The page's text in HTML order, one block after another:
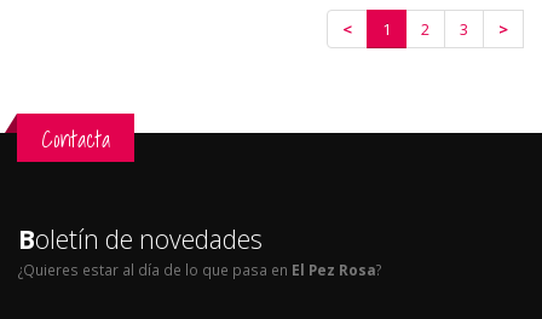
< 1 2 3 >
Contacta
Boletín de novedades
¿Quieres estar al día de lo que pasa en El Pez Rosa?